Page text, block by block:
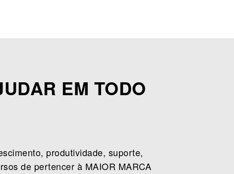
EM TODO
produtividade, suporte,
de pertencer à MAIOR MARCA